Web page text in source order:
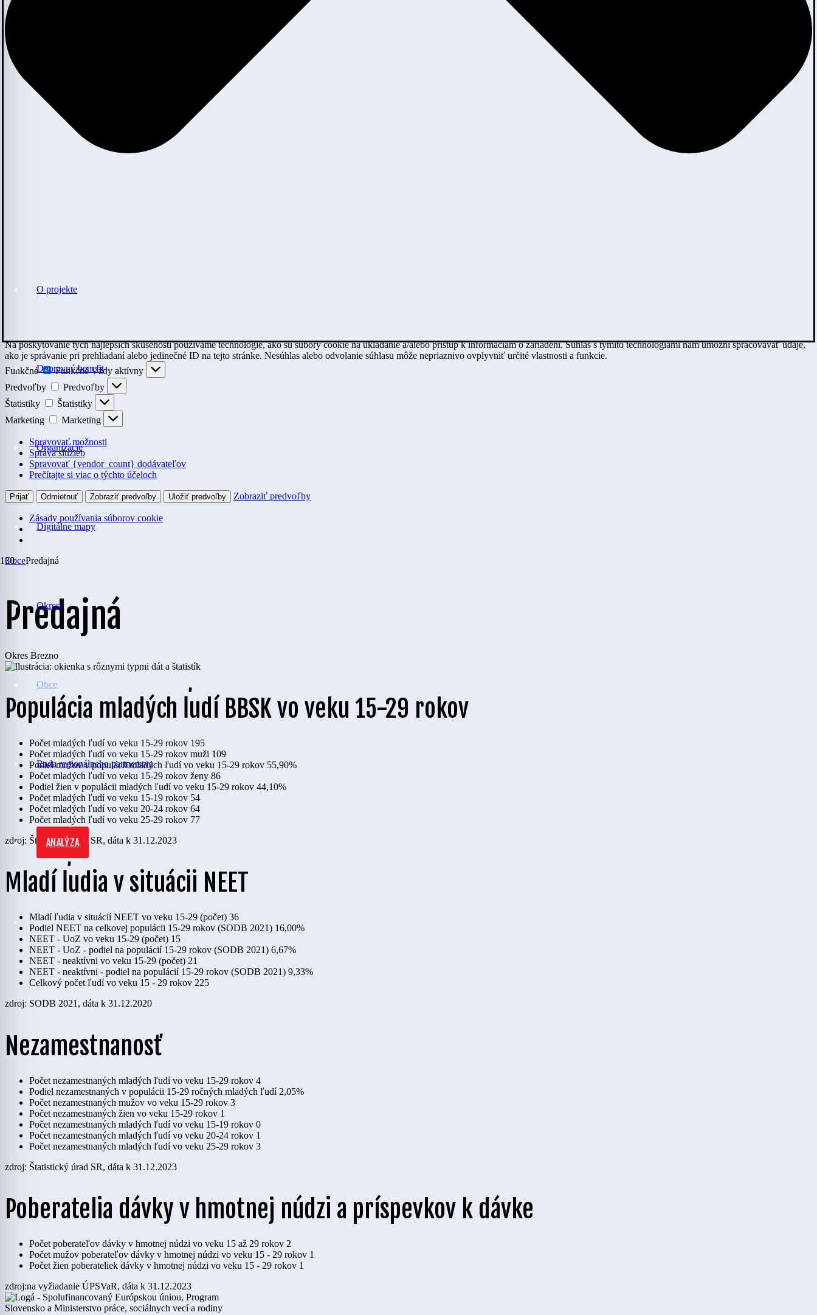
Na poskytovanie tých najlepších skúseností používame technológie, ako sú súbory cookie na ukladanie a/alebo prístup k informáciám o zariadení. Súhlas s týmito technológiami nám umožní spracovávať údaje,
ako je správanie pri prehliadaní alebo jedinečné ID na tejto stránke. Nesúhlas alebo odvolanie súhlasu môže nepriaznivo ovplyvniť určité vlastnosti a funkcie.
Funkčné
Funkčné Vždy aktívny
Predvoľby
Predvoľby
Štatistiky
Štatistiky
Marketing
Marketing
Spravovať možnosti
Správa služieb
Spravovať {vendor_count} dodávateľov
Prečítajte si viac o týchto účeloch
Prijať Odmietnuť Zobraziť predvoľby Uložiť predvoľby Zobraziť predvoľby
Zásady používania súborov cookie
O projekte
Dopravný benefit
Organizácie
Digitálne mapy
Okresy
Obce
Rada regionálneho partnerstva
ANALÝZA
ObcePredajná
Predajná
Okres Brezno
Populácia mladých ľudí BBSK vo veku 15-29 rokov
Počet mladých ľudí vo veku 15-29 rokov 195
Počet mladých ľudí vo veku 15-29 rokov muži 109
Podiel mužov v populácii mladých ľudí vo veku 15-29 rokov 55,90%
Počet mladých ľudí vo veku 15-29 rokov ženy 86
Podiel žien v populácii mladých ľudí vo veku 15-29 rokov 44,10%
Počet mladých ľudí vo veku 15-19 rokov 54
Počet mladých ľudí vo veku 20-24 rokov 64
Počet mladých ľudí vo veku 25-29 rokov 77
zdroj: Štatistický úrad SR, dáta k 31.12.2023
Mladí ľudia v situácii NEET
Mladí ľudia v situácií NEET vo veku 15-29 (počet) 36
Podiel NEET na celkovej populácii 15-29 rokov (SODB 2021) 16,00%
NEET - UoZ vo veku 15-29 (počet) 15
NEET - UoZ - podiel na populácií 15-29 rokov (SODB 2021) 6,67%
NEET - neaktívni vo veku 15-29 (počet) 21
NEET - neaktívni - podiel na populácií 15-29 rokov (SODB 2021) 9,33%
Celkový počet ľudí vo veku 15 - 29 rokov 225
zdroj: SODB 2021, dáta k 31.12.2020
Nezamestnanosť
Počet nezamestnaných mladých ľudí vo veku 15-29 rokov 4
Podiel nezamestnaných v populácii 15-29 ročných mladých ľudí 2,05%
Počet nezamestnaných mužov vo veku 15-29 rokov 3
Počet nezamestnaných žien vo veku 15-29 rokov 1
Počet nezamestnaných mladých ľudí vo veku 15-19 rokov 0
Počet nezamestnaných mladých ľudí vo veku 20-24 rokov 1
Počet nezamestnaných mladých ľudí vo veku 25-29 rokov 3
zdroj: Štatistický úrad SR, dáta k 31.12.2023
Poberatelia dávky v hmotnej núdzi a príspevkov k dávke
Počet poberateľov dávky v hmotnej núdzi vo veku 15 až 29 rokov 2
Počet mužov poberateľov dávky v hmotnej núdzi vo veku 15 - 29 rokov 1
Počet žien poberateliek dávky v hmotnej núdzi vo veku 15 - 29 rokov 1
zdroj:na vyžiadanie ÚPSVaR, dáta k 31.12.2023